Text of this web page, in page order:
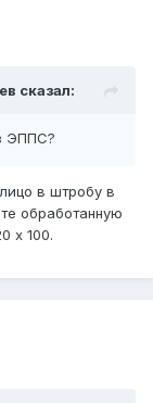
сказал:
ЭППС?
в штробу в
обработанную
х 100.